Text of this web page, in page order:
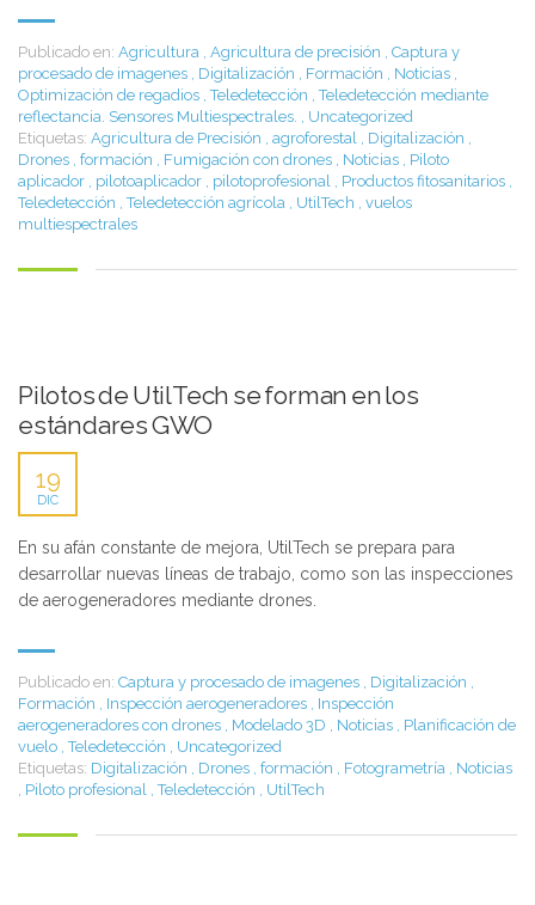
Publicado en: Agricultura , Agricultura de precisión , Captura y
procesado de imagenes , Digitalización , Formación , Noticias ,
Optimización de regadios , Teledetección , Teledetección mediante
reflectancia. Sensores Multiespectrales. , Uncategorized
Etiquetas: Agricultura de Precisión , agroforestal , Digitalización ,
Drones , formación , Fumigación con drones , Noticias , Piloto
aplicador , pilotoaplicador , pilotoprofesional , Productos fitosanitarios ,
Teledetección , Teledetección agrícola , UtilTech , vuelos
multiespectrales
Pilotos de UtilTech se forman en los
estándares GWO
19
DIC
En su afán constante de mejora, UtilTech se prepara para
desarrollar nuevas líneas de trabajo, como son las inspecciones
de aerogeneradores mediante drones.
Publicado en: Captura y procesado de imagenes , Digitalización ,
Formación , Inspección aerogeneradores , Inspección
aerogeneradores con drones , Modelado 3D , Noticias , Planificación de
vuelo , Teledetección , Uncategorized
Etiquetas: Digitalización , Drones , formación , Fotogrametría , Noticias
, Piloto profesional , Teledetección , UtilTech